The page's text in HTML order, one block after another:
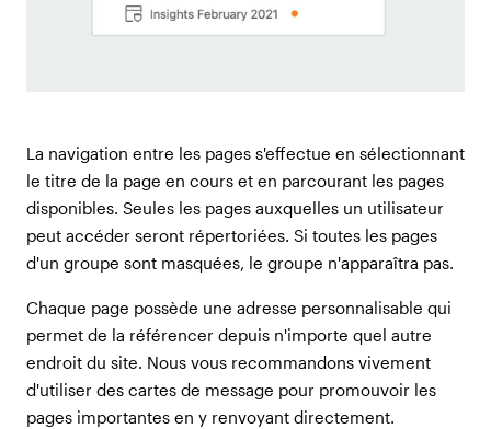
La navigation entre les pages s'effectue en sélectionnant
le titre de la page en cours et en parcourant les pages
disponibles. Seules les pages auxquelles un utilisateur
peut accéder seront répertoriées. Si toutes les pages
d'un groupe sont masquées, le groupe n'apparaîtra pas.
Chaque page possède une adresse personnalisable qui
permet de la référencer depuis n'importe quel autre
endroit du site. Nous vous recommandons vivement
d'utiliser des cartes de message pour promouvoir les
pages importantes en y renvoyant directement.